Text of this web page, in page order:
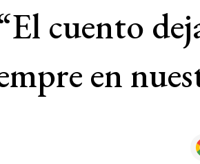
cuento
en